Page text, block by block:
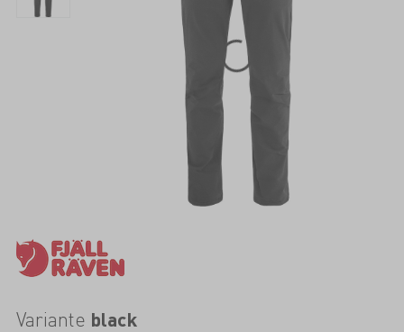
Variante black